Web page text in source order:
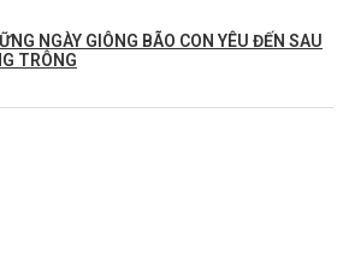
NGÀY GIÔNG BÃO CON YÊU ĐẾN SAU
TRÔNG